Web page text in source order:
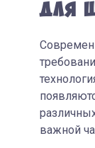
для
важной